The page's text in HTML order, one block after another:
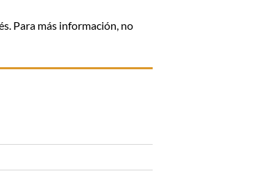
Para más información, no